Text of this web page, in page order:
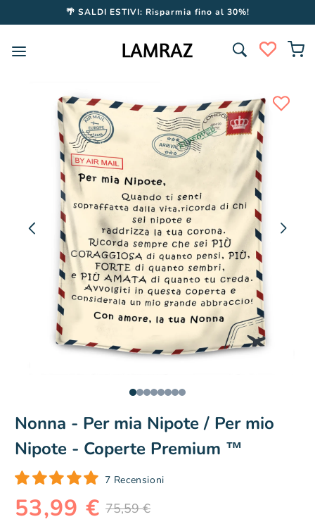
direttamente
ai contenuti
🌴 SALDI ESTIVI: Risparmia fino al 30%!
informazioni
sul prodotto
Nonna - Per mia Nipote / Per mio
Nipote - Coperte Premium ™
7 Recensioni
Prezzo
53,99 €
Prezzo
75,59 €